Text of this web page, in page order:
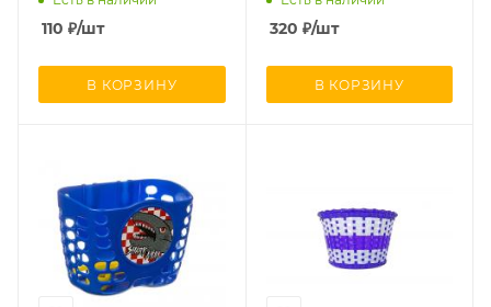
110 ₽/шт
В КОРЗИНУ
320 ₽/шт
В КОРЗИНУ